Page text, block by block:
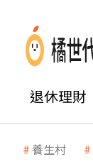
退休理財
養生村